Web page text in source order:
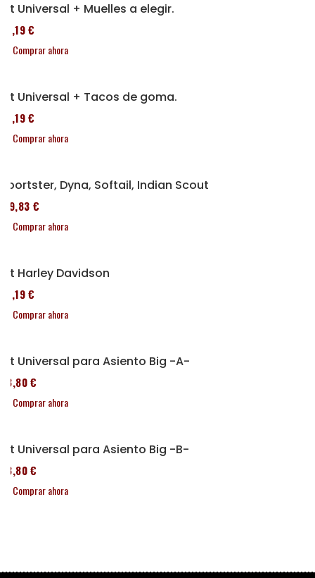
Kit Universal + Muelles a elegir.
37,19 €
Comprar ahora
Kit Universal + Tacos de goma.
37,19 €
Comprar ahora
Sportster, Dyna, Softail, Indian Scout
119,83 €
Comprar ahora
Kit Harley Davidson
37,19 €
Comprar ahora
Kit Universal para Asiento Big -A-
43,80 €
Comprar ahora
Kit Universal para Asiento Big -B-
43,80 €
Comprar ahora